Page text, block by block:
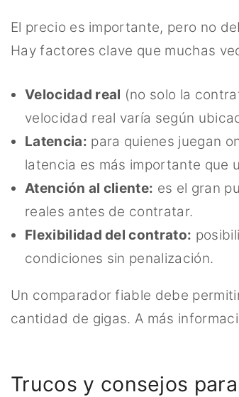
El precio es importante, pero no
Hay factores clave que muchas
Velocidad real (no solo la
velocidad real varía según
Latencia: para quienes juegan
latencia es más importante que
Atención al cliente: es el gran
reales antes de contratar.
Flexibilidad del contrato:
condiciones sin penalización.
Un comparador fiable debe
cantidad de gigas. A más
Trucos y consejos